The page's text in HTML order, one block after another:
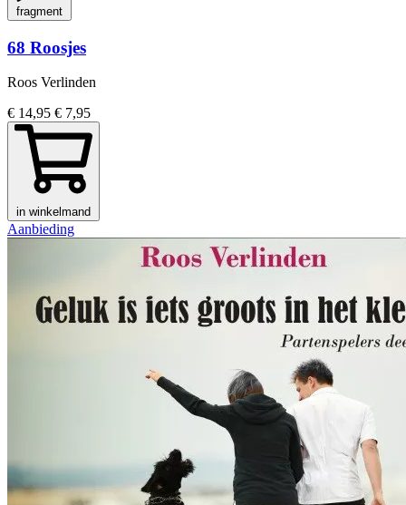
fragment
68 Roosjes
Roos Verlinden
€ 14,95 € 7,95
in winkelmand
Aanbieding